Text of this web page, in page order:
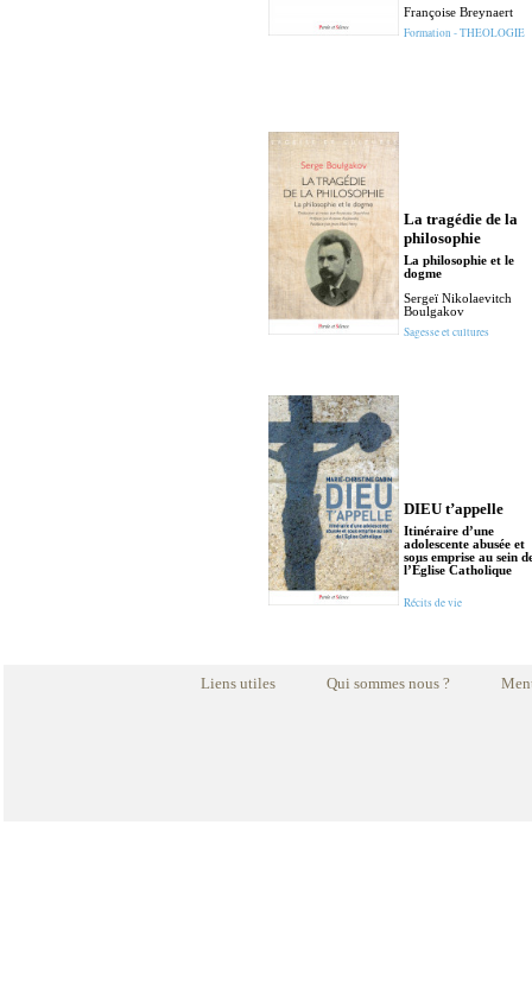
Françoise Breynaert
Formation - THEOLOGIE
La tragédie de la
philosophie
La philosophie et le
dogme
Sergeï Nikolaevitch
Boulgakov
Sagesse et cultures
DIEU t’appelle
Itinéraire d’une
adolescente abusée et
sous emprise au sein
l’Église Catholique
Récits de vie
Liens utiles Qui sommes nous ?